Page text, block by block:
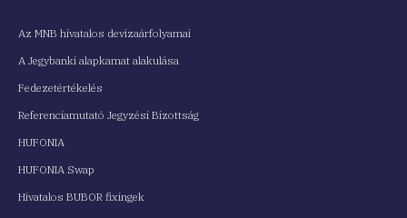
Az MNB hivatalos devizaárfolyamai
A Jegybanki alapkamat alakulása
Fedezetértékelés
Referenciamutató Jegyzési Bizottság
HUFONIA
HUFONIA Swap
Hivatalos BUBOR fixingek